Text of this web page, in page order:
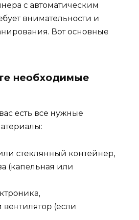
с автоматическим
внимательности и
Вот основные
необходимые
есть все нужные
стеклянный контейнер,
(капельная или
(если